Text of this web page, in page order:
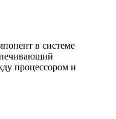
в системе
процессором и